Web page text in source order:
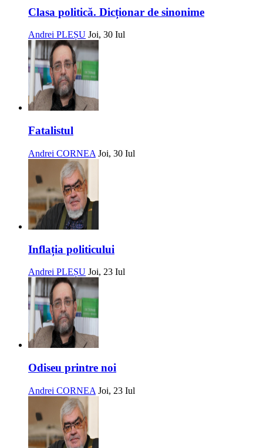
Clasa politică. Dicționar de sinonime
Andrei PLEȘU Joi, 30 Iul
Fatalistul
Andrei CORNEA Joi, 30 Iul
Inflația politicului
Andrei PLEȘU Joi, 23 Iul
Odiseu printre noi
Andrei CORNEA Joi, 23 Iul